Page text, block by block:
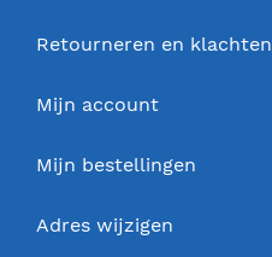
Retourneren en klachten
Mijn account
Mijn bestellingen
Adres wijzigen